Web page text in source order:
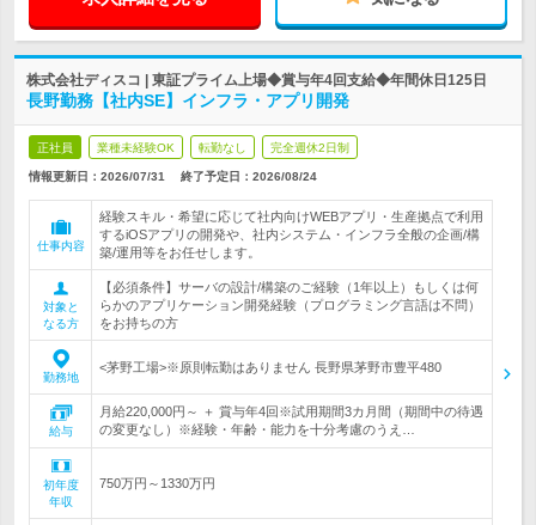
株式会社ディスコ | 東証プライム上場◆賞与年4回支給◆年間休日125日
長野勤務【社内SE】インフラ・アプリ開発
正社員 業種未経験OK 転勤なし 完全週休2日制
情報更新日：2026/07/31 終了予定日： 2026/08/24
仕事内容
経験スキル・希望に応じて社内向けWEBアプリ・生産拠点で利用
するiOSアプリの開発や、社内システム・インフラ全般の企画/構
築/運用等をお任せします。
対象と
なる方
【必須条件】サーバの設計/構築のご経験（1年以上）もしくは何
らかのアプリケーション開発経験（プログラミング言語は不問）
をお持ちの方
勤務地
<茅野工場>※原則転勤はありません 長野県茅野市豊平480
給与
月給220,000円～ ＋ 賞与年4回※試用期間3カ月間（期間中の待遇
の変更なし）※経験・年齢・能力を十分考慮のうえ…
初年度
年収
750万円～1330万円